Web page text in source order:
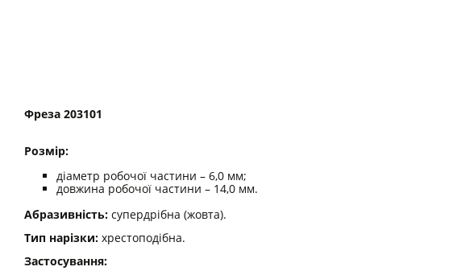
Фреза 203101
Розмір:
діаметр робочої частини – 6,0 мм;
довжина робочої частини – 14,0 мм.
Абразивність: супердрібна (жовта).
Тип нарізки: хрестоподібна.
Застосування: